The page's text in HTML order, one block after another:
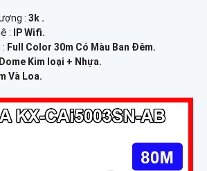
: 3k .
: IP Wifi.
Full Color 30m Có Màu Ban Ðêm.
Dome Kim loại + Nhựa.
Và Loa.